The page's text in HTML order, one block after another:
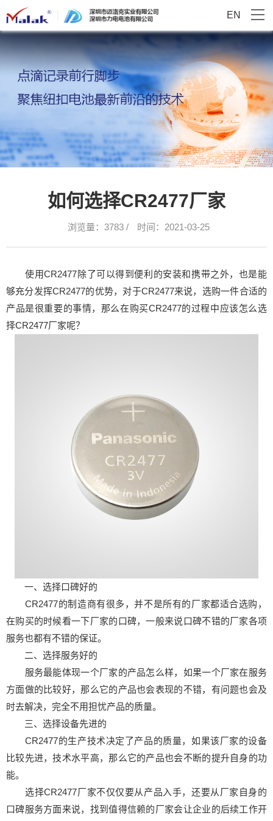
EN
如何选择CR2477厂家
浏览量：3783 / 时间：2021-03-25
使用CR2477除了可以得到便利的安装和携带之外，也是能
够充分发挥CR2477的优势，对于CR2477来说，选购一件合适的
产品是很重要的事情，那么在购买CR2477的过程中应该怎么选
择CR2477厂家呢？
一、选择口碑好的
CR2477的制造商有很多，并不是所有的厂家都适合选购，
在购买的时候看一下厂家的口碑，一般来说口碑不错的厂家各项
服务也都有不错的保证。
二、选择服务好的
服务最能体现一个厂家的产品怎么样，如果一个厂家在服务
方面做的比较好，那么它的产品也会表现的不错，有问题也会及
时去解决，完全不用担忧产品的质量。
三、选择设备先进的
CR2477的生产技术决定了产品的质量，如果该厂家的设备
比较先进，技术水平高，那么它的产品也会不断的提升自身的功
能。
选择CR2477厂家不仅仅要从产品入手，还要从厂家自身的
口碑服务方面来说，找到值得信赖的厂家会让企业的后续工作开